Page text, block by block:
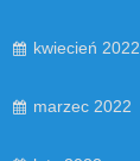
kwiecień 2022
marzec 2022